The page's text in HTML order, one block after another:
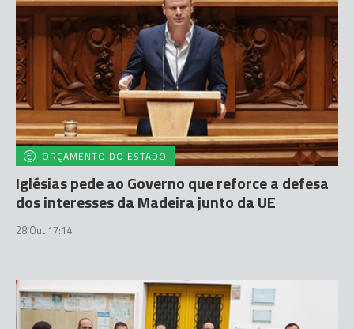
ORÇAMENTO DO ESTADO
Iglésias pede ao Governo que reforce a defesa
dos interesses da Madeira junto da UE
28 Out 17:14